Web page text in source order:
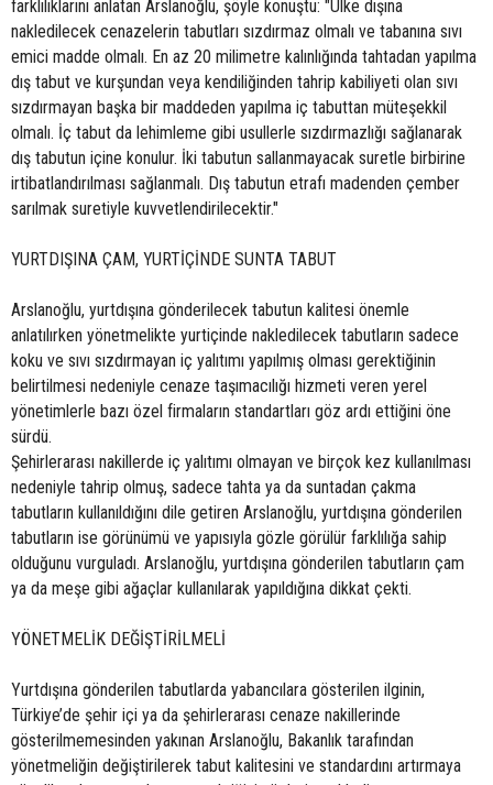
farklılıklarını anlatan Arslanoğlu, şöyle konuştu: "Ülke dışına
nakledilecek cenazelerin tabutları sızdırmaz olmalı ve tabanına sıvı
emici madde olmalı. En az 20 milimetre kalınlığında tahtadan yapılma
dış tabut ve kurşundan veya kendiliğinden tahrip kabiliyeti olan sıvı
sızdırmayan başka bir maddeden yapılma iç tabuttan müteşekkil
olmalı. İç tabut da lehimleme gibi usullerle sızdırmazlığı sağlanarak
dış tabutun içine konulur. İki tabutun sallanmayacak suretle birbirine
irtibatlandırılması sağlanmalı. Dış tabutun etrafı madenden çember
sarılmak suretiyle kuvvetlendirilecektir."
YURTDIŞINA ÇAM, YURTİÇİNDE SUNTA TABUT
Arslanoğlu, yurtdışına gönderilecek tabutun kalitesi önemle
anlatılırken yönetmelikte yurtiçinde nakledilecek tabutların sadece
koku ve sıvı sızdırmayan iç yalıtımı yapılmış olması gerektiğinin
belirtilmesi nedeniyle cenaze taşımacılığı hizmeti veren yerel
yönetimlerle bazı özel firmaların standartları göz ardı ettiğini öne
sürdü.
Şehirlerarası nakillerde iç yalıtımı olmayan ve birçok kez kullanılması
nedeniyle tahrip olmuş, sadece tahta ya da suntadan çakma
tabutların kullanıldığını dile getiren Arslanoğlu, yurtdışına gönderilen
tabutların ise görünümü ve yapısıyla gözle görülür farklılığa sahip
olduğunu vurguladı. Arslanoğlu, yurtdışına gönderilen tabutların çam
ya da meşe gibi ağaçlar kullanılarak yapıldığına dikkat çekti.
YÖNETMELİK DEĞİŞTİRİLMELİ
Yurtdışına gönderilen tabutlarda yabancılara gösterilen ilginin,
Türkiye’de şehir içi ya da şehirlerarası cenaze nakillerinde
gösterilmemesinden yakınan Arslanoğlu, Bakanlık tarafından
yönetmeliğin değiştirilerek tabut kalitesini ve standardını artırmaya